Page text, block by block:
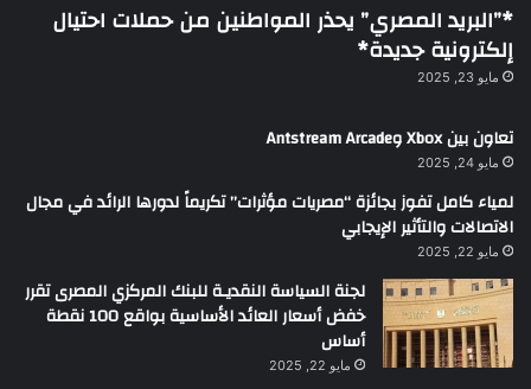
*”البريد المصري” يحذر المواطنين من حملات احتيال
إلكترونية جديدة*
مايو 23, 2025
تعاون بين Xbox وAntstream Arcade
مايو 24, 2025
لمياء كامل تفوز بجائزة “مصريات مؤثرات” تكريماً لدورها الرائد في مجال
الاتصالات والتأثير الإيجابي
مايو 22, 2025
لجنة السياسة النقديـة للبنك المركزي المصرى تقرر
خفض أسعار العائد الأساسية بواقع 100 نقطة
أساس
مايو 22, 2025